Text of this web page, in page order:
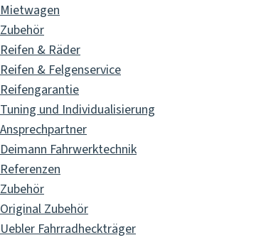
Mietwagen
Zubehör
Reifen & Räder
Reifen & Felgenservice
Reifengarantie
Tuning und Individualisierung
Ansprechpartner
Deimann Fahrwerktechnik
Referenzen
Zubehör
Original Zubehör
Uebler Fahrradheckträger